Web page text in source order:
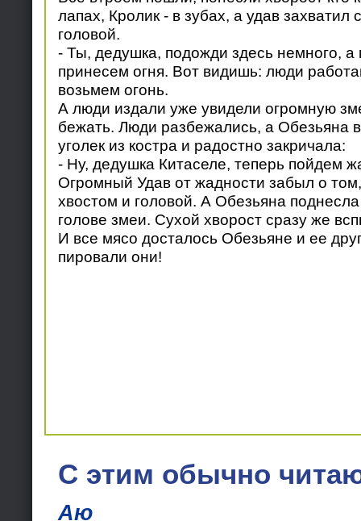
лапах, Кролик - в зубах, а удав захватил
головой.
- Ты, дедушка, подожди здесь немного,
принесем огня. Вот видишь: люди
возьмем огонь.
А люди издали уже увидели огромную
бежать. Люди разбежались, а Обезьяна
уголек из костра и радостно закричала:
- Ну, дедушка Китаселе, теперь пойдем
Огромный Удав от жадности забыл о
хвостом и головой. А Обезьяна поднесла
голове змеи. Сухой хворост сразу же
И все мясо досталось Обезьяне и ее
пировали они!
С этим обычно
Аю